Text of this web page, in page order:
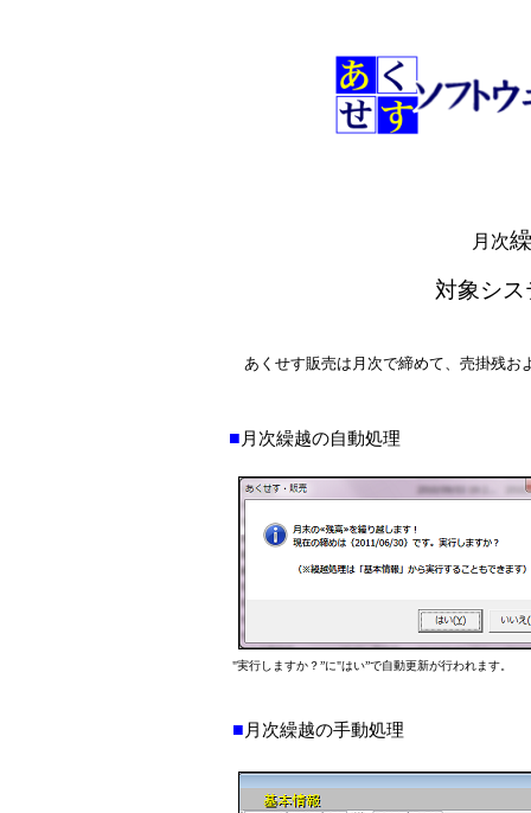
月次
対象シ
あくせす販売は月次で締めて、売掛残お
■ 月次繰越の自動処理
"実行しますか？”に"はい”で自動更新が行われます。
■ 月次繰越の手動処理